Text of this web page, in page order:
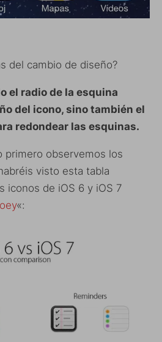
del cambio de diseño?
el radio de la esquina
del icono, sino también el
redondear las esquinas.
primero observemos los
visto esta tabla
iconos de iOS 6 y iOS 7
«: